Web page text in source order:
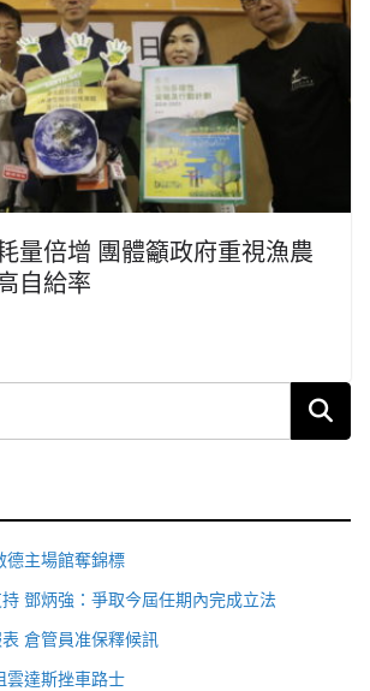
量倍增 團體籲政府重視漁農
自給率
德主場館奪錦標
鄧炳強：爭取今屆任期內完成立法
倉管員准保釋候訊
雲達斯挫車路士